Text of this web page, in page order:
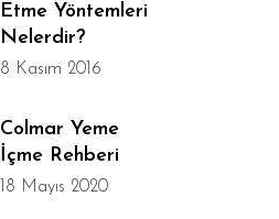
Etme Yöntemleri
Nelerdir?
8 Kasım 2016
Colmar Yeme
İçme Rehberi
18 Mayıs 2020